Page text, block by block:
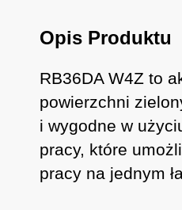
Opis Produktu
RB36DA W4Z to
powierzchni
i wygodne w
pracy, które
pracy na jednym